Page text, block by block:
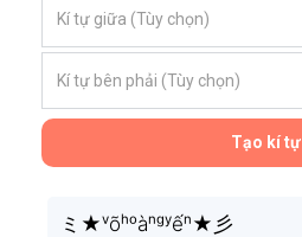
Tạo kí tự
ミ★ᵛõʰᵒàⁿᵍʸếⁿ★彡